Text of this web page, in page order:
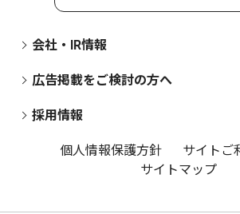
会社・IR情報
広告掲載をご検討の方へ
採用情報
個人情報保護方針
サイトご
サイトマップ